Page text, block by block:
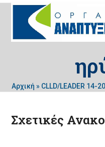
SkipOpen
mobile
menu
Close
mobile
menu
Αρχική » CLLD/LEADER 14-20
Σχετικές